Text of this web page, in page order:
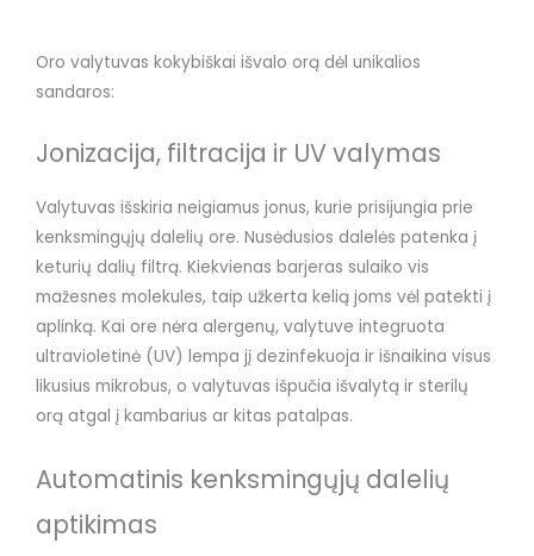
Oro valytuvas kokybiškai išvalo orą dėl unikalios
sandaros:
Jonizacija, filtracija ir UV valymas
Valytuvas išskiria neigiamus jonus, kurie prisijungia prie
kenksmingųjų dalelių ore. Nusėdusios dalelės patenka į
keturių dalių filtrą. Kiekvienas barjeras sulaiko vis
mažesnes molekules, taip užkerta kelią joms vėl patekti į
aplinką. Kai ore nėra alergenų, valytuve integruota
ultravioletinė (UV) lempa jį dezinfekuoja ir išnaikina visus
likusius mikrobus, o valytuvas išpučia išvalytą ir sterilų
orą atgal į kambarius ar kitas patalpas.
Automatinis kenksmingųjų dalelių
aptikimas